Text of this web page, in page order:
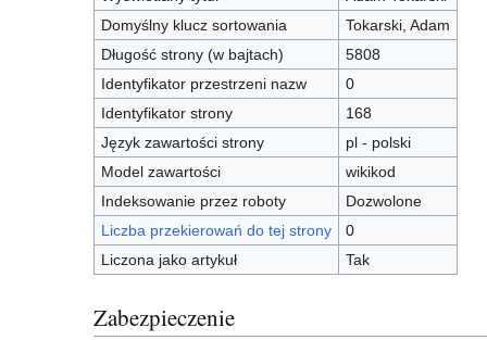
Domyślny klucz sortowania
Tokarski, Adam
Długość strony (w bajtach)
5808
Identyfikator przestrzeni nazw
0
Identyfikator strony
168
Język zawartości strony
pl - polski
Model zawartości
wikikod
Indeksowanie przez roboty
Dozwolone
Liczba przekierowań do tej strony
0
Liczona jako artykuł
Tak
Zabezpieczenie